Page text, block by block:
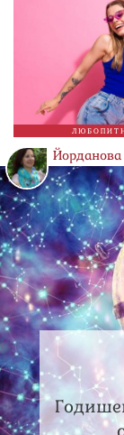
Йорданова